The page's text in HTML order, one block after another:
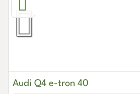
Audi Q4 e-tron 40